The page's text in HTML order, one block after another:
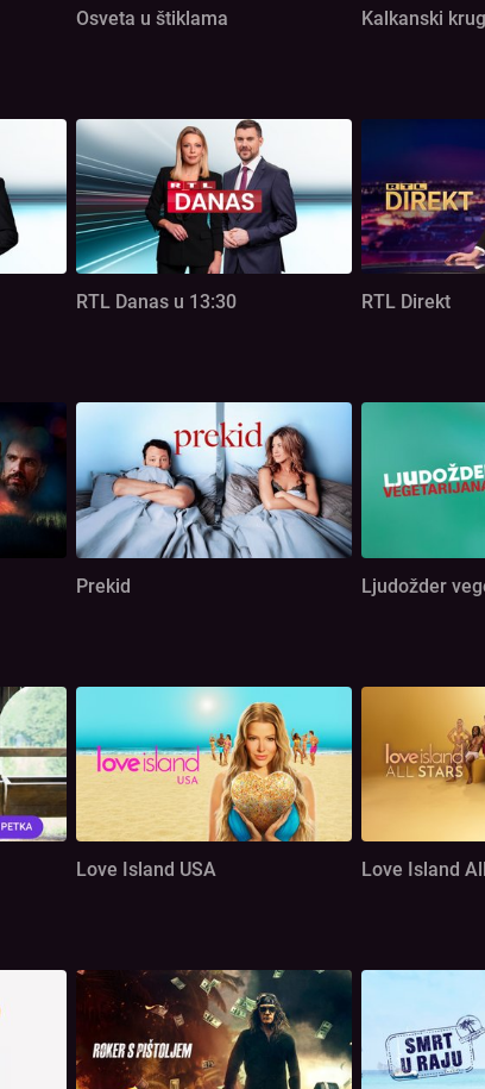
Osveta u štiklama Kalkanski
RTL Danas u 13:30 RTL Direkt
Prekid Ljudožder
Love Island USA Love Island